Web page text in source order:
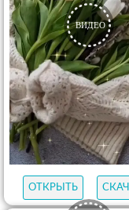
ОТКРЫТЬ